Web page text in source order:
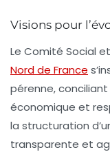
Visions pour
Le Comité Social
Nord de France
pérenne,
économique et
la structuration
transparente et